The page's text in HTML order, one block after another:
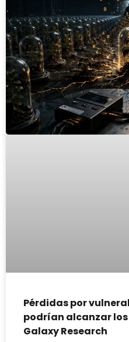
Pérdidas por
podrían alcanzar los
Galaxy Research